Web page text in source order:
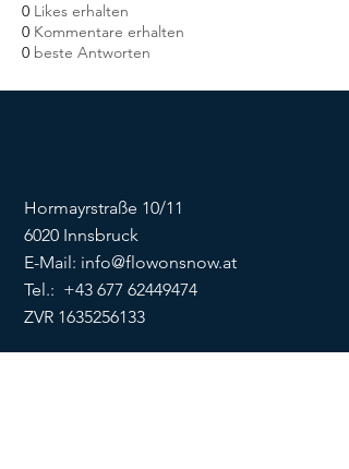
0 Likes erhalten
0 Kommentare erhalten
0 beste Antworten
Hormayrstraße 10/11
6020 Innsbruck
E-Mail: info@flowonsnow.at
Tel.: +43 677 62449474
ZVR 1635256133